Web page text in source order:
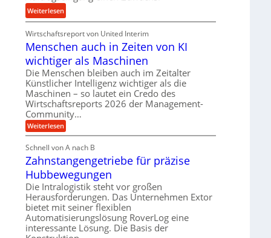
d
H
y
d
r
a
u
l
i
k
i
m
V
e
r
g
l
e
i
c
u
n
a
n
g
l
e
b
i
g
e
u
g
e
l
g
e
w
Weiterlesen:
K
r
o
e
s
s
t
e
i
g
e
r
t
m
s
a
t
Wirtschaftsreport von United Interim
Menschen auch in Zeiten von KI
wichtiger als Maschinen
Die Menschen bleiben auch im Zeitalter
Künstlicher Intelligenz wichtiger als die
Maschinen – so lautet ein Credo des
Wirtschaftsreports 2026 der Management-
Community…
Weiterlesen:
M
n
s
c
h
e
n
a
u
c
h
i
Schnell von A nach B
Zahnstangengetriebe für präzise
Hubbewegungen
Die Intralogistik steht vor großen
Herausforderungen. Das Unternehmen Extor
bietet mit seiner flexiblen
Automatisierungslösung RoverLog eine
interessante Lösung. Die Basis der